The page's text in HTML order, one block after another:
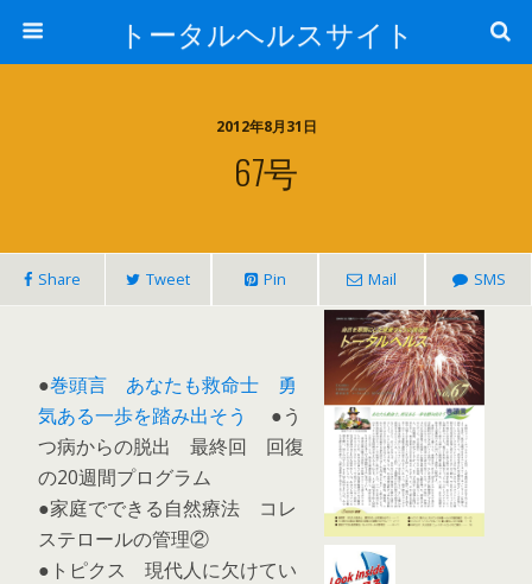
トータルヘルスサイト
2012年8月31日
67号
Share Tweet Pin Mail SMS
●巻頭言 あなたも救命士 勇
気ある一歩を踏み出そう
●う
つ病からの脱出 最終回 回復
の20週間プログラム
●家庭でできる自然療法 コレ
ステロールの管理②
●トピクス 現代人に欠けてい